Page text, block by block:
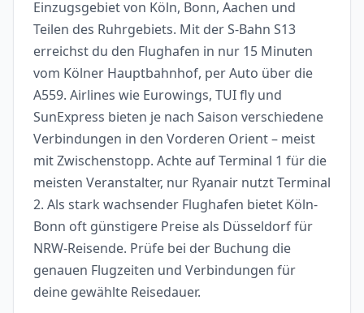
Einzugsgebiet von Köln, Bonn, Aachen und
Teilen des Ruhrgebiets. Mit der S-Bahn S13
erreichst du den Flughafen in nur 15 Minuten
vom Kölner Hauptbahnhof, per Auto über die
A559. Airlines wie Eurowings, TUI fly und
SunExpress bieten je nach Saison verschiedene
Verbindungen in den Vorderen Orient – meist
mit Zwischenstopp. Achte auf Terminal 1 für die
meisten Veranstalter, nur Ryanair nutzt Terminal
2. Als stark wachsender Flughafen bietet Köln-
Bonn oft günstigere Preise als Düsseldorf für
NRW-Reisende. Prüfe bei der Buchung die
genauen Flugzeiten und Verbindungen für
deine gewählte Reisedauer.